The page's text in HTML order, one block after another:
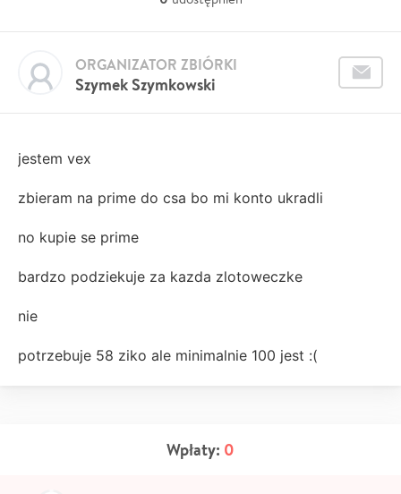
Szymek Szymkowski
ORGANIZATOR ZBIÓRKI
jestem vex
zbieram na prime do csa bo mi konto ukradli
no kupie se prime
bardzo podziekuje za kazda zlotoweczke
nie
potrzebuje 58 ziko ale minimalnie 100 jest :(
Wpłaty: 0